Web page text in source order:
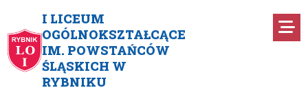
I LICEUM
OGÓLNOKSZTAŁCĄCE
IM. POWSTAŃCÓW
ŚLĄSKICH W
RYBNIKU
300+ Dobry Start od ZUS